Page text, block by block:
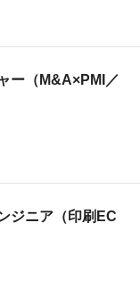
ー（M&A×PMI／
ジニア（印刷EC